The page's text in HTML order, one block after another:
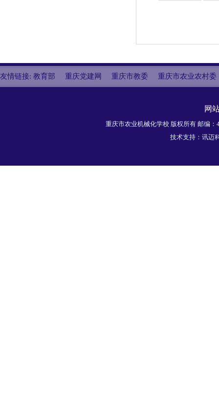
友情链接: 教育部 重庆党建网 重庆市教委 重庆市农业农村委
网
重庆市农业机械化学校 版权所有 邮编：
技术支持： 讯迈